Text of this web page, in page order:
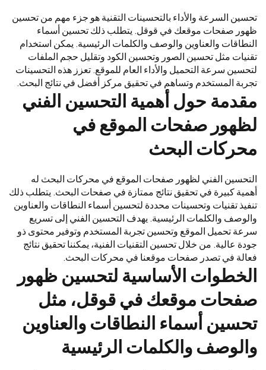
تحسين السرعة والأداء بالتحسينات التقنية هو جزء مهم من تحسين
ظهور صفحات موقعك في قوقل. يتطلب ذلك تحسين أسماء
النطاقات والعناوين والوصف والكلمات الرئيسية. يمكن استخدام
تقنيات مثل تحسين الصور وتحسين الكود وتقليل حجم الملفات
لتحسين سرعة التحميل والأداء العام للموقع. تعزز هذه التحسينات
تجربة المستخدم وتساهم في تحقيق مركز أفضل في نتائج البحث.
مقدمة حول أهمية التحسين الفني
لظهور صفحات الموقع في
محركات البحث
التحسين الفني لظهور صفحات الموقع في محركات البحث له
أهمية كبيرة في تحقيق نتائج ممتازة في صفحات البحث. يتطلب ذلك
تنفيذ تقنيات وتحسينات محددة لتحسين أسماء النطاقات والعناوين
والوصف والكلمات الرئيسية. يهدف التحسين الفني إلى تسريع
سرعة تحميل الموقع وتحسين تجربة المستخدم وتوفير محتوى ذو
جودة عالية. من خلال تحسين التقنيات الفنية، يمكننا تحقيق نتائج
فعالة في تصدر صفحات موقعنا في محركات البحث.
الخطوات الأساسية لتحسين ظهور
صفحات موقعك في قوقل، مثل
تحسين أسماء النطاقات والعناوين
والوصف والكلمات الرئيسية